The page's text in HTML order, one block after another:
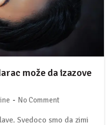
može da izazove
- No Comment
Svedoco smo da zimi